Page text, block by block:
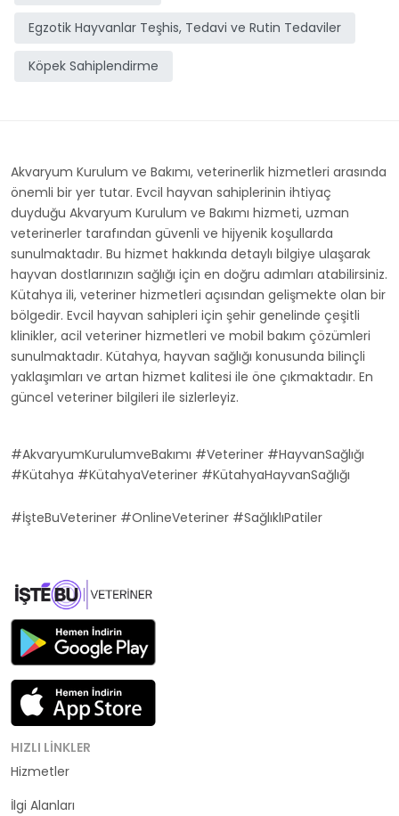
Egzotik Hayvanlar Teşhis, Tedavi ve Rutin Tedaviler
Köpek Sahiplendirme
Akvaryum Kurulum ve Bakımı, veterinerlik hizmetleri arasında
önemli bir yer tutar. Evcil hayvan sahiplerinin ihtiyaç
duyduğu Akvaryum Kurulum ve Bakımı hizmeti, uzman
veterinerler tarafından güvenli ve hijyenik koşullarda
sunulmaktadır. Bu hizmet hakkında detaylı bilgiye ulaşarak
hayvan dostlarınızın sağlığı için en doğru adımları atabilirsiniz.
Kütahya ili, veteriner hizmetleri açısından gelişmekte olan bir
bölgedir. Evcil hayvan sahipleri için şehir genelinde çeşitli
klinikler, acil veteriner hizmetleri ve mobil bakım çözümleri
sunulmaktadır. Kütahya, hayvan sağlığı konusunda bilinçli
yaklaşımları ve artan hizmet kalitesi ile öne çıkmaktadır. En
güncel veteriner bilgileri ile sizlerleyiz.
#AkvaryumKurulumveBakımı #Veteriner #HayvanSağlığı
#Kütahya #KütahyaVeteriner #KütahyaHayvanSağlığı
#İşteBuVeteriner #OnlineVeteriner #SağlıklıPatiler
HIZLI LINKLER
Hizmetler
İlgi Alanları